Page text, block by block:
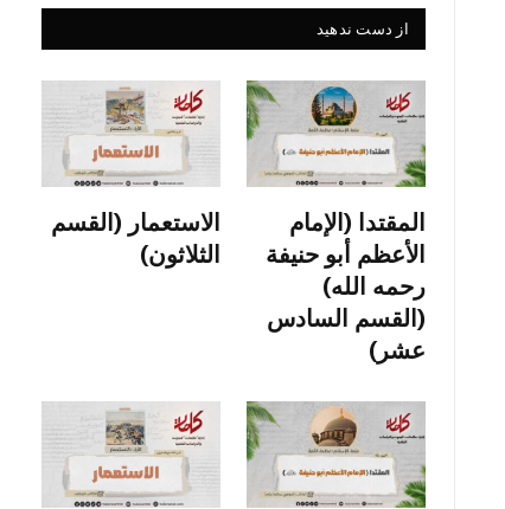
از دست ندهید
المقتدا (الإمام
الأعظم أبو حنيفة
رحمه الله)
(القسم السادس
عشر)
الاستعمار (القسم
الثلاثون)